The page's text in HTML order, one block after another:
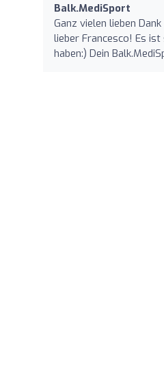
Balk.MediSport
Ganz vielen lieben
lieber Francesco! Es ist
haben:) Dein